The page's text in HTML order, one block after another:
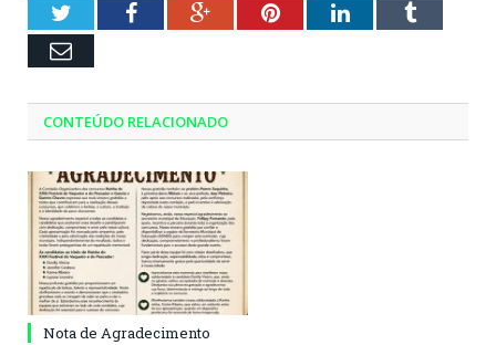
TwitterFacebookGoogle+PinterestLinkedInTumblr
Email
CONTEÚDO RELACIONADO
Nota de Agradecimento